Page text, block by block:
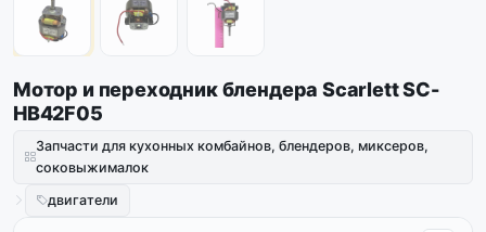
Мотор и переходник блендера Scarlett SC-
HB42F05
Запчасти для кухонных комбайнов, блендеров, миксеров,
соковыжималок
двигатели